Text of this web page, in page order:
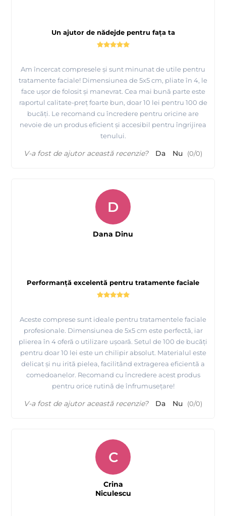
Un ajutor de nădejde pentru fața ta
Am încercat compresele și sunt minunat de utile pentru
tratamente faciale! Dimensiunea de 5x5 cm, pliate în 4, le
face ușor de folosit și manevrat. Cea mai bună parte este
raportul calitate-preț foarte bun, doar 10 lei pentru 100 de
bucăți. Le recomand cu încredere pentru oricine are
nevoie de un produs eficient și accesibil pentru îngrijirea
tenului.
V-a fost de ajutor această recenzie? Da Nu (0/0)
Performanță excelentă pentru tratamente faciale
Aceste comprese sunt ideale pentru tratamentele faciale
profesionale. Dimensiunea de 5x5 cm este perfectă, iar
plierea în 4 oferă o utilizare ușoară. Setul de 100 de bucăți
pentru doar 10 lei este un chilipir absolut. Materialul este
delicat și nu irită pielea, facilitând extragerea eficientă a
comedoanelor. Recomand cu încredere acest produs
pentru orice rutină de înfrumusețare!
D
Dana Dinu
V-a fost de ajutor această recenzie? Da Nu (0/0)
C
Crina
Niculescu